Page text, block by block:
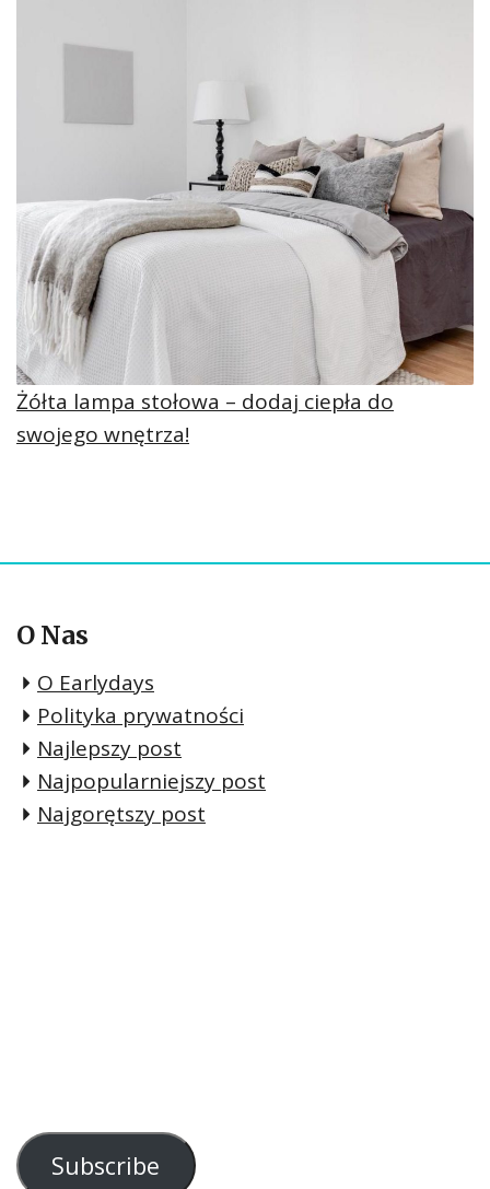
Żółta lampa stołowa – dodaj ciepła do
swojego wnętrza!
O Nas
O Earlydays
Polityka prywatności
Najlepszy post
Najpopularniejszy post
Najgorętszy post
Subscribe